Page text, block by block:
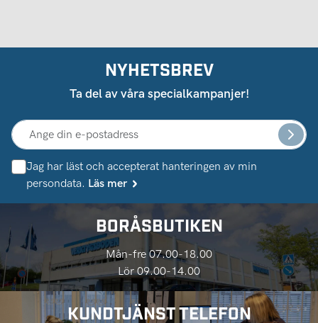
NYHETSBREV
Ta del av våra specialkampanjer!
Jag har läst och accepterat hanteringen av min
persondata. Läs mer
BORÅSBUTIKEN
Mån-fre 07.00-18.00
Lör 09.00-14.00
KUNDTJÄNST TELEFON